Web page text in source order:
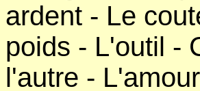
ardent - Le
poids - L'outil -
l'autre -